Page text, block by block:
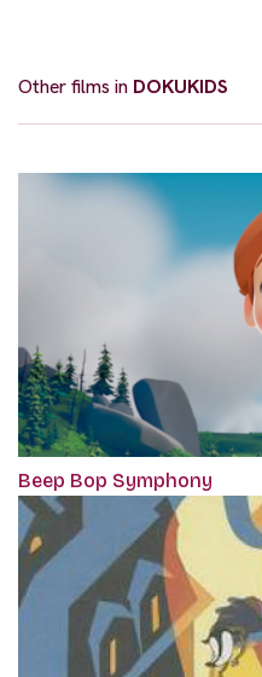
Other films in DOKUKIDS
Beep Bop Symphony